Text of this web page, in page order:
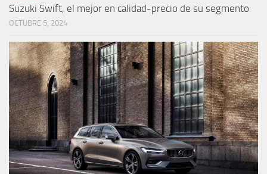
Suzuki Swift, el mejor en calidad-precio de su segmento
OCTUBRE 5, 2024